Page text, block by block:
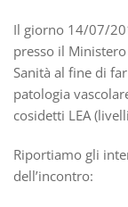
Il giorno 14/07/
presso il
Sanità al fine di
patologia
cosidetti LEA
Riportiamo gli
dell’incontro: